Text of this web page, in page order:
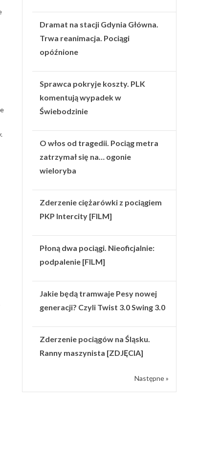
Dramat na stacji Gdynia Główna.
Trwa reanimacja. Pociągi
opóźnione
Sprawca pokryje koszty. PLK
komentują wypadek w
Świebodzinie
O włos od tragedii. Pociąg metra
zatrzymał się na… ogonie
wieloryba
Zderzenie ciężarówki z pociągiem
PKP Intercity [FILM]
Płoną dwa pociągi. Nieoficjalnie:
podpalenie [FILM]
Jakie będą tramwaje Pesy nowej
generacji? Czyli Twist 3.0 Swing 3.0
Zderzenie pociągów na Śląsku.
Ranny maszynista [ZDJĘCIA]
Następne »